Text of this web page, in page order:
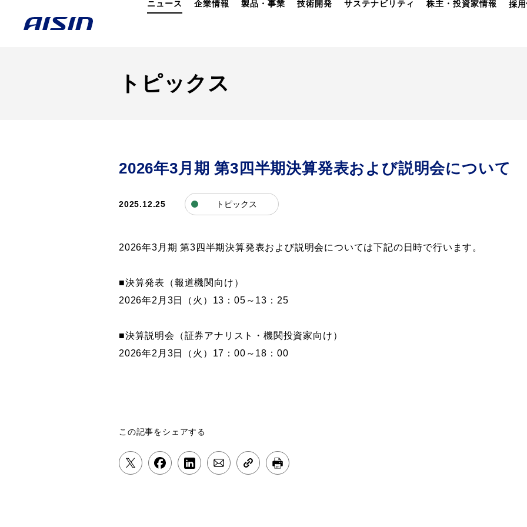
ニュース 企業情報 製品・事業 技術開発 サステナビリティ 株主・投資家情報 採
トピックス
2026年3月期 第3四半期決算発表および説明会について
2025.12.25 トピックス
2026年3月期 第3四半期決算発表および説明会については下記の日時で行います。
■決算発表（報道機関向け）
2026年2月3日（火）13：05～13：25
■決算説明会（証券アナリスト・機関投資家向け）
2026年2月3日（火）17：00～18：00
この記事をシェアする